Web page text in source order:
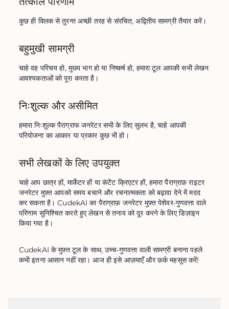
कुछ ही क्लिक से तुरन्त अच्छी तरह से संरचित, अद्वितीय सामग्री तैयार करें।
बहुमुखी सामग्री
चाहे वह परिचय हो, मुख्य भाग हो या निष्कर्ष हो, हमारा टूल आपकी सभी लेखन
आवश्यकताओं को पूरा करता है।
निःशुल्क और असीमित
हमारा निःशुल्क पैराग्राफ जनरेटर सभी के लिए सुलभ है, चाहे आपकी
परियोजना का आकार या प्रकार कुछ भी हो।
सभी लेखकों के लिए उपयुक्त
चाहे आप छात्र हों, मार्केटर हों या कंटेंट क्रिएटर हों, हमारा पैराग्राफ़ राइटर
जनरेटर मुफ़्त आपको समय बचाने और रचनात्मकता को बढ़ावा देने में मदद
कर सकता है। CudekAI का पैराग्राफ़ जनरेटर मुफ़्त पेशेवर-गुणवत्ता वाले
परिणाम सुनिश्चित करते हुए लेखन से तनाव को दूर करने के लिए डिज़ाइन
किया गया है।
CudekAI के मुफ़्त टूल के साथ, उच्च-गुणवत्ता वाली सामग्री बनाना पहले
कभी इतना आसान नहीं रहा। आज ही इसे आज़माएँ और फ़र्क महसूस करें!